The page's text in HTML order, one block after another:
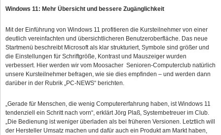
Windows 11: Mehr Übersicht und bessere Zugänglichkeit
Mit der Einführung von Windows 11 profitieren die Kursteilnehmer von einer
deutlich vereinfachten und übersichtlicheren Benutzeroberfläche. Das neue
Startmenü beschreibt Microsoft als klar strukturiert, Symbole sind größer und
die Einstellungen für Schriftgröße, Kontrast und Mauszeiger wurden
verbessert. Hier werden wir vom Moosacher Senioren‑Computerclub natürlich
unsere Kursteilnehmer befragen, wie sie dies empfinden – und werden dann
darüber in der Rubrik „PC-NEWS“ berichten.
„Gerade für Menschen, die wenig Computererfahrung haben, ist Windows 11
tendenziell ein Schritt nach vorn“, erklärt Jörg Plaß, Systembetreuer im Club.
„Die Bedienung ist weniger überladen als bei früheren Versionen. Letztlich will
der Hersteller Umsatz machen und dafür auch ein Produkt am Markt haben,